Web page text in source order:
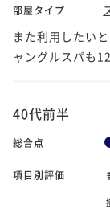
部屋タイプ
また利用したい
ャングルスパも
40代前半
総合点
項目別評価